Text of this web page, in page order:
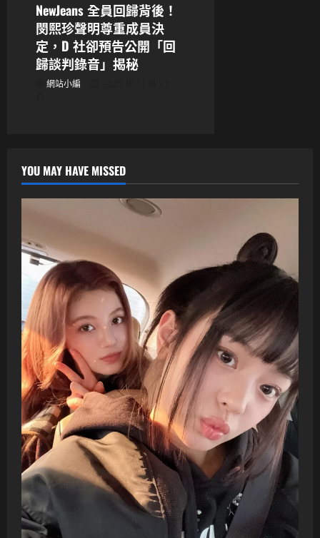
NewJeans 全員回歸背後！
閔熙珍聲明尊重成員決
定，D 社卻預告公開「回
歸談判錄音」揭秘
網站小編
YOU MAY HAVE MISSED